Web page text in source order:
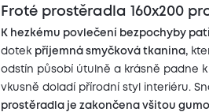
Froté prostěradla 160x200
K hezkému povlečení bezpochyby
dotek příjemná smyčková tkanina,
odstín působí útulně a krásně padne
vkusně doladí přírodní styl interiéru.
prostěradla je zakončena všitou